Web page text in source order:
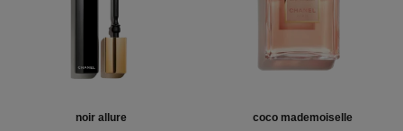
noir allure coco mademoiselle